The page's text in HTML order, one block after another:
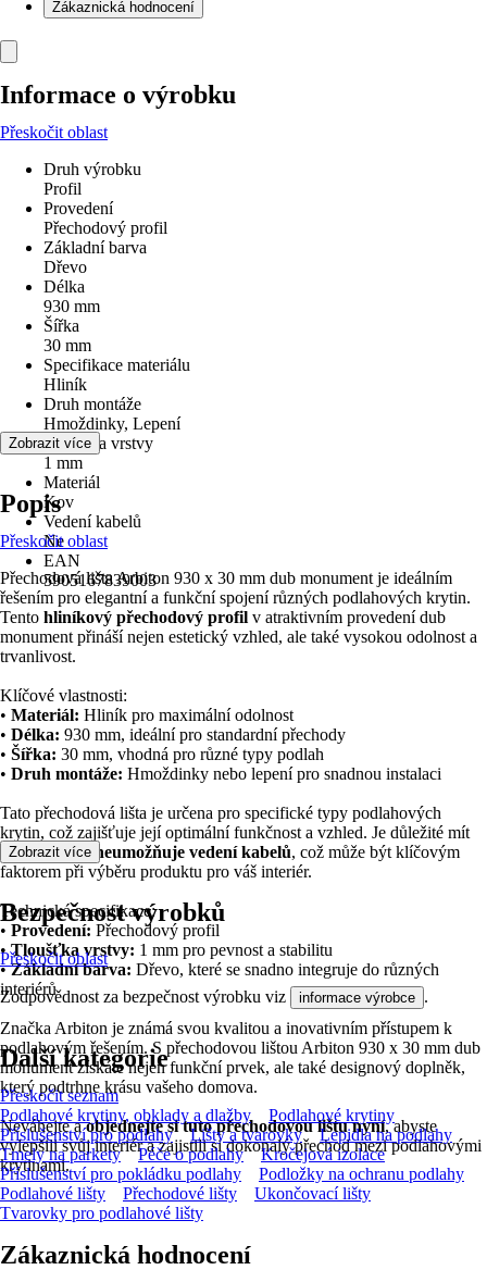
Zákaznická hodnocení
Informace o výrobku
Přeskočit oblast
Druh výrobku
Profil
Provedení
Přechodový profil
Základní barva
Dřevo
Délka
930 mm
Šířka
30 mm
Specifikace materiálu
Hliník
Druh montáže
Hmoždinky, Lepení
Tloušťka vrstvy
1 mm
Materiál
Kov
Vedení kabelů
Ne
EAN
5905167839003
Zobrazit více
Popis
Přeskočit oblast
Přechodová lišta Arbiton 930 x 30 mm dub monument je ideálním
řešením pro elegantní a funkční spojení různých podlahových krytin.
Tento hliníkový přechodový profil v atraktivním provedení dub
monument přináší nejen estetický vzhled, ale také vysokou odolnost a
trvanlivost.
Klíčové vlastnosti:
• Materiál: Hliník pro maximální odolnost
• Délka: 930 mm, ideální pro standardní přechody
• Šířka: 30 mm, vhodná pro různé typy podlah
• Druh montáže: Hmoždinky nebo lepení pro snadnou instalaci
Tato přechodová lišta je určena pro specifické typy podlahových
krytin, což zajišťuje její optimální funkčnost a vzhled. Je důležité mít
na paměti, že neumožňuje vedení kabelů, což může být klíčovým
faktorem při výběru produktu pro váš interiér.
Technická specifikace:
• Provedení: Přechodový profil
•Tloušťka vrstvy: 1 mm pro pevnost a stabilitu
•Základní barva: Dřevo, které se snadno integruje do různých
interiérů
Značka Arbiton je známá svou kvalitou a inovativním přístupem k
podlahovým řešením. S přechodovou lištou Arbiton 930 x 30 mm dub
monument získáte nejen funkční prvek, ale také designový doplněk,
který podtrhne krásu vašeho domova.
Neváhejte aobjednejte si tuto přechodovou lištu nyní, abyste
vylepšili svůj interiér a zajistili si dokonalý přechod mezi podlahovými
krytinami.
Zobrazit více
Bezpečnost výrobků
Přeskočit oblast
Zodpovědnost za bezpečnost výrobku viz informace výrobce .
Další kategorie
Přeskočit seznam
Podlahové krytiny, obklady a dlažby
Podlahové krytiny
Příslušenství pro podlahy
Lišty a tvarovky
Lepidla na podlahy
Tmely na parkety
Péče o podlahy
Kročejová izolace
Příslušenství pro pokládku podlahy
Podložky na ochranu podlahy
Podlahové lišty
Přechodové lišty
Ukončovací lišty
Tvarovky pro podlahové lišty
Zákaznická hodnocení